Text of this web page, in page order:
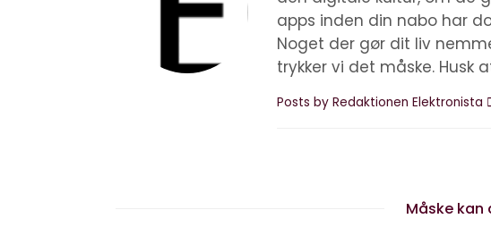
apps inden din nabo har
Noget der gør dit liv
trykker vi det måske. Husk
Posts by Redaktionen Elektronista
Måske kan